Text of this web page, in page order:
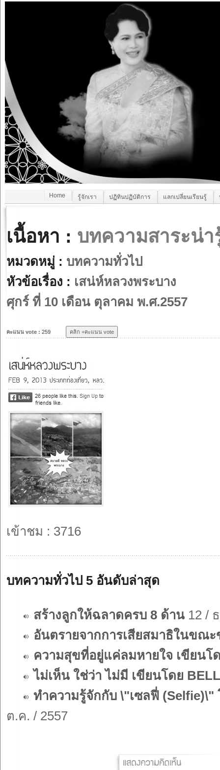
Home รู้จักเรา ปฏิทินปฏิบัติการ แลกเปลี่ยนเรียนรู้
เนื้อหา : บทความสาระน่า
หมวดหมู่ : บทความทั่วไป
หัวข้อเรื่อง : เสน่ห์หลวงพระบาง
ศุกร์ ที่ 10 เดือน ตุลาคม พ.ศ.2557
คะแนน vote : 259
เข้าชม : 3716
บทความทั่วไป 5 อันดับล่าสุด
สร้างลูกให้ฉลาดครบ 8 ด้าน 12 /
อันตรายจากการเสียสมาธิในขณ
ความสุขที่อยู่แค่ลมหายใจ เขียนโ
ไม่เห็น ใช่ว่า ไม่มี เขียนโดย
ทำความรู้จักกับ \"เซลฟี่ (Selfie)\"
ต.ค. / 2557